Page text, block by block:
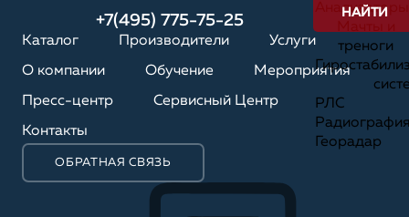
+7(495) 775-75-25
Каталог Производители Услуги
О компании Обучение Мероприятия
Пресс-центр Сервисный Центр
Контакты
ОБРАТНАЯ СВЯЗЬ
Анализаторы
треноги
РЛС
Георадар
НАЙТИ